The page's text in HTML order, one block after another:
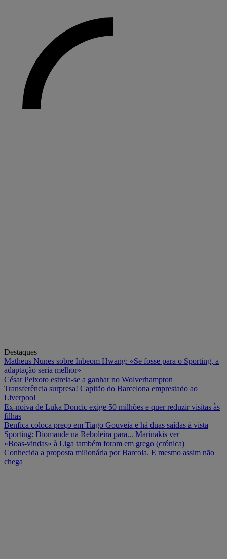
Destaques
Matheus Nunes sobre Inbeom Hwang: «Se fosse para o Sporting, a
adaptação seria melhor»
César Peixoto estreia-se a ganhar no Wolverhampton
Transferência surpresa! Capitão do Barcelona emprestado ao
Liverpool
Ex-noiva de Luka Doncic exige 50 milhões e quer reduzir visitas às
filhas
Benfica coloca preço em Tiago Gouveia e há duas saídas à vista
Sporting: Diomande na Reboleira para... Marinakis ver
«Boas-vindas» à Liga também foram em grego (crónica)
Conhecida a proposta milionária por Barcola. E mesmo assim não
chega